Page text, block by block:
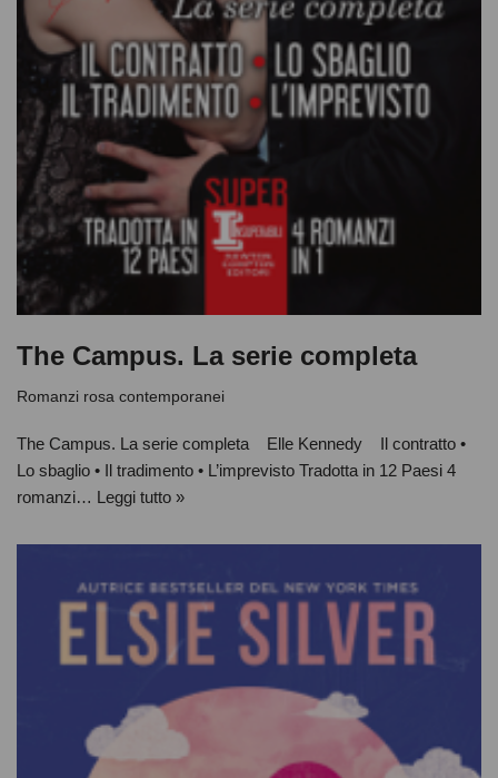
The Campus. La serie completa
Romanzi rosa contemporanei
The Campus. La serie completa Elle Kennedy Il contratto •
Lo sbaglio • Il tradimento • L’imprevisto Tradotta in 12 Paesi 4
romanzi… Leggi tutto »